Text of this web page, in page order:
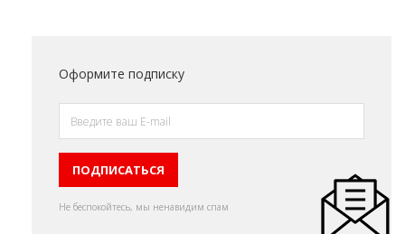
Оформите подписку
Не беспокойтесь, мы ненавидим спам